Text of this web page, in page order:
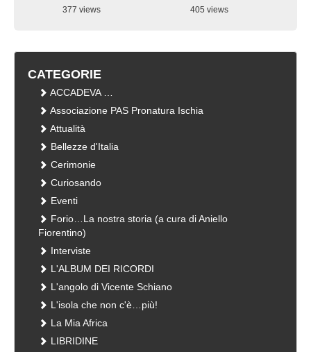
377 views
405 views
CATEGORIE
ACCADEVA …
Associazione PAS Pronatura Ischia
Attualità
Bellezze d'Italia
Cerimonie
Curiosando
Eventi
Forio…La nostra storia (a cura di Aniello
Fiorentino)
Interviste
L'ALBUM DEI RICORDI
L'angolo di Vicente Schiano
L'isola che non c'è…più!
La Mia Africa
LIBRIDINE